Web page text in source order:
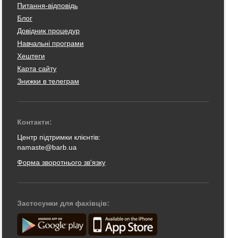
Питання-відповідь
Блог
Довідник процедур
Навчальні програми
Хештеги
Карта сайту
Знижки в телеграм
Контакти:
Центр підтримки клієнтів:
namaste@barb.ua
Форма зворотнього зв'язку
Застосунки для фахівців: